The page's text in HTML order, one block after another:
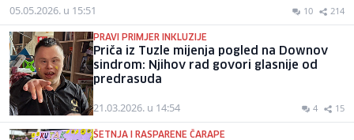
05.05.2026. u 15:51 10 214
PRAVI PRIMJER INKLUZIJE
Priča iz Tuzle mijenja pogled na Downov
sindrom: Njihov rad govori glasnije od
predrasuda
21.03.2026. u 14:54 4 15
ŠETNJA I RASPARENE ČARAPE